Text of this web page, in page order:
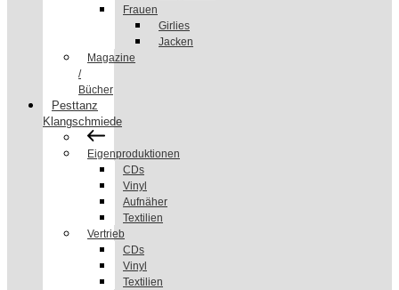
Frauen
Girlies
Jacken
Magazine
/
Bücher
Pesttanz
Klangschmiede
Eigenproduktionen
CDs
Vinyl
Aufnäher
Textilien
Vertrieb
CDs
Vinyl
Textilien